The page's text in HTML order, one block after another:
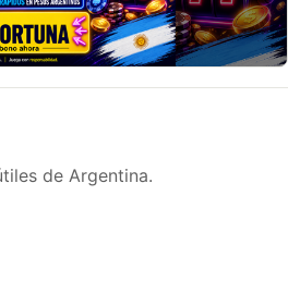
de Argentina.